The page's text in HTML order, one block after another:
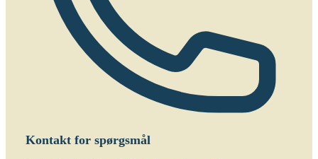
Kontakt for spørgsmål